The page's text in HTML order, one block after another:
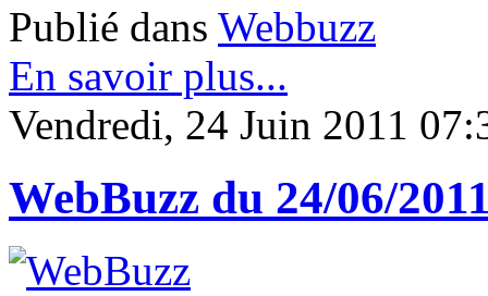
Publié dans Webbuzz
En savoir plus...
Vendredi, 24 Juin 2011
WebBuzz du 24/06/